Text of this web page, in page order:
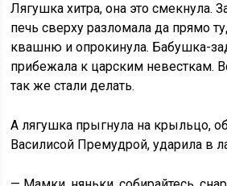
Лягушка хитра, она это смекнула.
печь сверху разломала да прямо
квашню и опрокинула. Бабушка-
прибежала к царским невесткам.
так же стали делать.
А лягушка прыгнула на крыльцо,
Василисой Премудрой, ударила в